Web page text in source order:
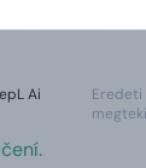
a weboldalon
Ai
Eredeti